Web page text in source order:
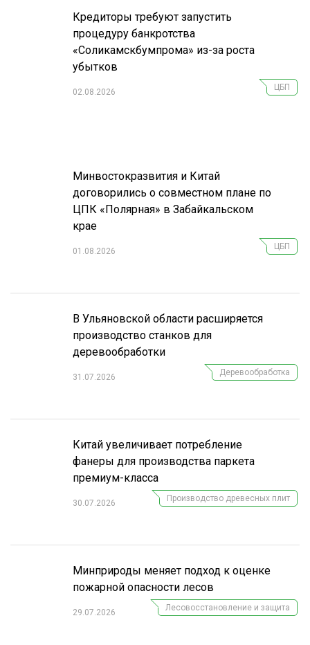
Кредиторы требуют запустить
процедуру банкротства
«Соликамскбумпрома» из-за роста
убытков
02.08.2026
ЦБП
Минвостокразвития и Китай
договорились о совместном плане по
ЦПК «Полярная» в Забайкальском
крае
01.08.2026
ЦБП
В Ульяновской области расширяется
производство станков для
деревообработки
31.07.2026
Деревообработка
Китай увеличивает потребление
фанеры для производства паркета
премиум-класса
30.07.2026
Производство древесных плит
Минприроды меняет подход к оценке
пожарной опасности лесов
29.07.2026
Лесовосстановление и защита